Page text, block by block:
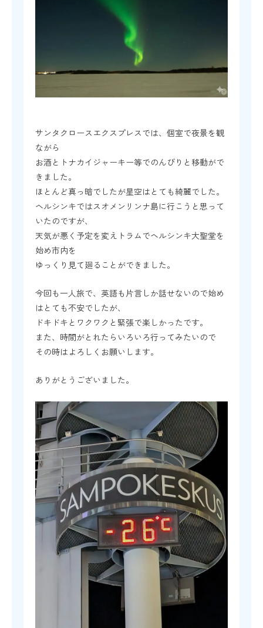
サンタクロースエクスプレスでは、個室で夜景を観
ながら
お酒とトナカイジャーキー等でのんびりと移動がで
きました。
ほとんど真っ暗でしたが星空はとても綺麗でした。
ヘルシンキではスオメンリンナ島に行こうと思って
いたのですが、
天気が悪く予定を変えトラムでヘルシンキ大聖堂を
始め市内を
ゆっくり見て廻ることができました。
今回も一人旅で、英語も片言しか話せないので始め
はとても不安でしたが、
ドキドキとワクワクと緊張で楽しかったです。
また、時間がとれたらいろいろ行ってみたいので
その時はよろしくお願いします。
ありがとうございました。